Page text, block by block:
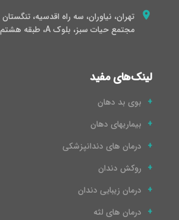
مجتمع حیات سبز، بلوک A، طبقه هشتم، واحد ۸۱۲
لینک‌های مفید
بوی بد دهان
بیماریهای دهان
درمان های دندانپزشکی
روکش دندان
درمان زیبایی دندان
درمان های لثه